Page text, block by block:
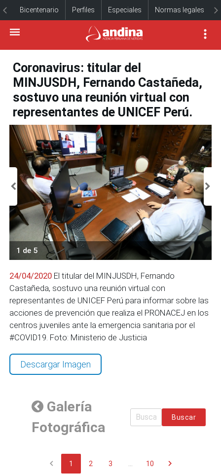
Bicentenario Perfiles Especiales Normas legales
Coronavirus: titular del
MINJUSDH, Fernando Castañeda,
sostuvo una reunión virtual con
representantes de UNICEF Perú.
1 de 5
24/04/2020 El titular del MINJUSDH, Fernando
Castañeda, sostuvo una reunión virtual con
representantes de UNICEF Perú para informar sobre las
acciones de prevención que realiza el PRONACEJ en los
centros juveniles ante la emergencia sanitaria por el
#COVID19. Foto: Ministerio de Justicia
Descargar Imagen
Galería
Fotográfica
Buscar
chevron_left 1 2 3 10 chevron_right